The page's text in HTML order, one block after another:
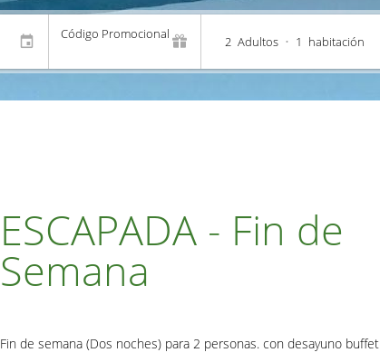
Código Promocional 2 Adultos • 1 habitación
ESCAPADA - Fin de
Semana
Fin de semana (Dos noches) para 2 personas. con desayuno buffet